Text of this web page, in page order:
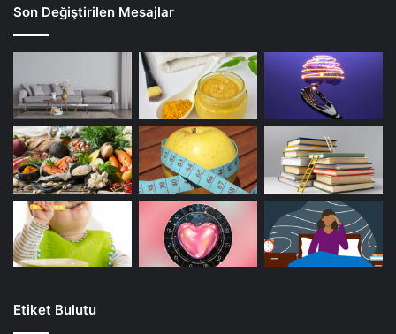
Son Değiştirilen Mesajlar
Etiket Bulutu